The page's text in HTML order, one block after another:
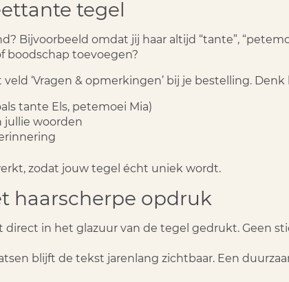
tegel
Bijvoorbeeld omdat jij haar altijd “tante”,
boodschap toevoegen?
veld ‘Vragen & opmerkingen’ bij je bestelling. Denk
tante Els, petemoei Mia)
jullie woorden
zodat jouw tegel écht uniek wordt.
haarscherpe opdruk
in het glazuur van de tegel gedrukt. Geen
blijft de tekst jarenlang zichtbaar. Een